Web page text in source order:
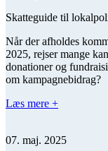
Skatteguide til
Når der afholdes
2025, rejser mange
donationer og
om kampagnebidrag?
Læs mere +
07. maj. 2025